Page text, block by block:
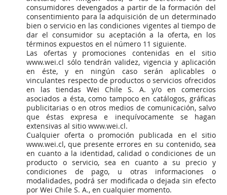
consumidores devengados a partir de la formación del
consentimiento para la adquisición de un determinado
bien o servicio en las condiciones vigentes al tiempo de
dar el consumidor su aceptación a la oferta, en los
términos expuestos en el número 11 siguiente.
Las ofertas y promociones contenidas en el sitio
www.wei.cl sólo tendrán validez, vigencia y aplicación
en éste, y en ningún caso serán aplicables o
vinculantes respecto de productos o servicios ofrecidos
en las tiendas Wei Chile S. A. y/o en comercios
asociados a ésta, como tampoco en catálogos, gráficas
publicitarias o en otros medios de comunicación, salvo
que éstas expresa e inequívocamente se hagan
extensivas al sitio www.wei.cl.
Cualquier oferta o promoción publicada en el sitio
www.wei.cl, que presente errores en su contenido, sea
en cuanto a la identidad, calidad o condiciones de un
producto o servicio, sea en cuanto a su precio y
condiciones de pago, u otras informaciones o
modalidades, podrá ser modificada o dejada sin efecto
por Wei Chile S. A., en cualquier momento.